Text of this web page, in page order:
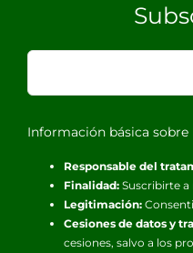
Información básica
Responsable del
Finalidad:Suscribirte a
Legitimación:
Cesiones de datos y
cesiones, salvo a los